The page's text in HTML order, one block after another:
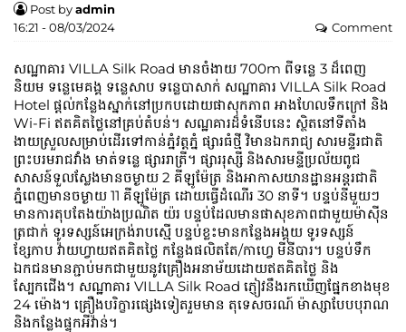
Post byadmin
16:21 - 08/03/2024
Comment
សណ្ឋាគារ VILLA Silk Road មានចំងាយ 700m ពីទន្លេ 3 ដ៏ពេញ
និយម ទន្លេមេគង្គ ទន្លេសាប ទន្លេបាសាក់ សណ្ឋាគារ VILLA Silk Road
Hotel ផ្តល់កន្លែងស្នាក់នៅប្រកបដោយផាសុកភាព អាងហែលទឹកក្រៅ និង
Wi-Fi ឥតគិតថ្លៃនៅគ្រប់តំបន់។ សណ្ឋគារដ៏ទំនើបនេះ ស្ថិតនៅទីតាំង
ងាយស្រួលសម្រាប់ដើរទៅកាន់ភ្នំវត្តភ្នំ ផ្សារធំថ្មី វិមានឯករាជ្យ សារមន្ទីរជាតិ
ព្រះបរមរាជវាំង មាត់ទន្លេ ផ្សាររាត្រី។ ផ្សាររុស្សី និងសារមន្ទីប្រល័យពូជ
សាសន៍ទួលស្លែងមានចម្ងាយ 2 គីឡូម៉ែត្រ និងអាកាសយានដ្ឋានអន្តរជាតិ
ភ្នំពេញមានចម្ងាយ 11 គីឡូម៉ែត្រ ដោយធ្វើដំណើរ 30 នាទី។ បន្ទប់នីមួយៗ
មានការតុបតែងយ៉ាងប្រណិត យ៉រ បន្ទប់ដែលមានផាសុខភាពជាមួយម៉ាស៊ីន
ត្រជាក់ ទូរទស្សន៍អេក្រង់រាបស្មើ បន្ទប់ខ្លះមានកន្លែងអង្គុយ ទូរទស្សន៍
ខ្សែកាប វ៉ាយហ្វាយឥតគិតថ្លៃ កន្លែងផលិតតែ/កាហ្វេ មីនីបារ។ បន្ទប់ទឹក​
ឯកជន​មាន​ភ្ជាប់​មក​ជាមួយ​នូវ​គ្រឿង​អនាម័យ​ដោយ​ឥត​គិត​ថ្លៃ និង​
ស្បែកជើង។ សណ្ឋាគារ VILLA Silk Road ភ្ញៀវ​នឹង​រក​ឃើញ​ផ្នែក​ខាង​មុខ
24 ម៉ោង។ គ្រឿងបរិក្ខារផ្សេងទៀតរួមមាន តុទេសចរណ៍ ម៉ាស្សាបែបបុរាណ
និងកន្លែងផ្ទុកអីវ៉ាន់។